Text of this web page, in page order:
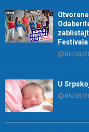
Festivala
05/08/
U
05/08/